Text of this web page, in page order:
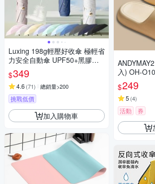
Luxing 198g輕壓好收傘 極輕省
力安全自動傘 UPF50+黑膠防
曬陽傘 折疊傘晴雨傘口袋傘 迷
你輕量傘
$349
4.6 (71) 總銷量>200
挑戰低價
加入購物車
入) OH-
$249
5 (4)
活動 券